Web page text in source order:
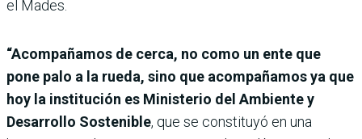
el Mades.
“Acompañamos de cerca, no como un ente que
pone palo a la rueda, sino que acompañamos ya que
hoy la institución es Ministerio del Ambiente y
Desarrollo Sostenible, que se constituyó en una